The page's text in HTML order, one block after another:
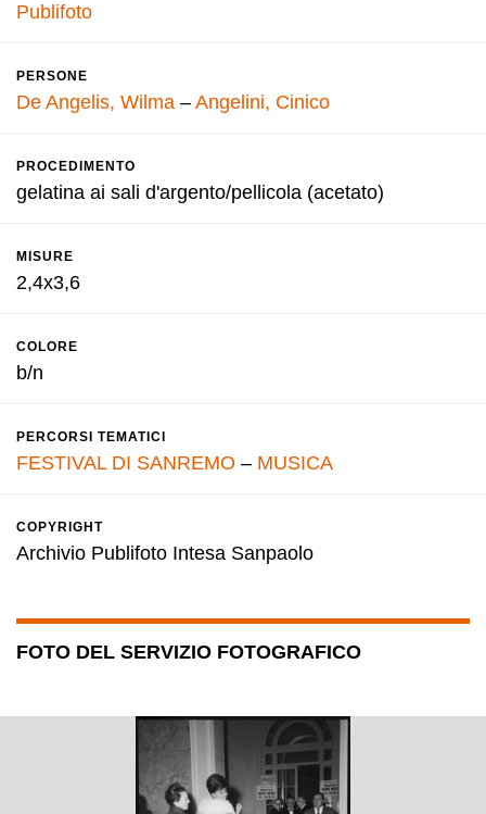
Publifoto
PERSONE
De Angelis, Wilma – Angelini, Cinico
PROCEDIMENTO
gelatina ai sali d'argento/pellicola (acetato)
MISURE
2,4x3,6
COLORE
b/n
PERCORSI TEMATICI
FESTIVAL DI SANREMO – MUSICA
COPYRIGHT
Archivio Publifoto Intesa Sanpaolo
FOTO DEL SERVIZIO FOTOGRAFICO